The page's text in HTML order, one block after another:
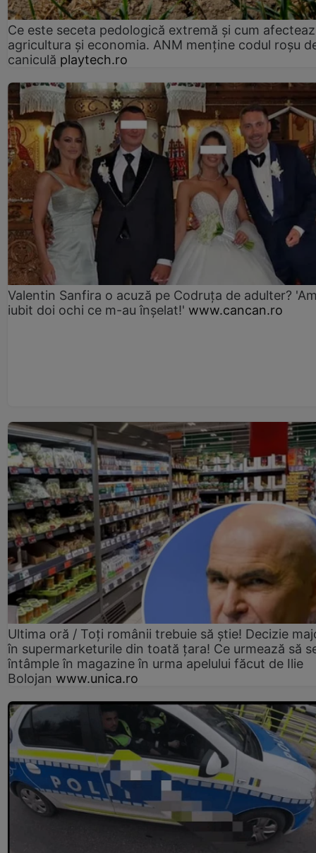
Ce este seceta pedologică extremă și cum
agricultura și economia. ANM menține codul roșu
caniculă playtech.ro
Valentin Sanfira o acuză pe Codruța de adulter?
iubit doi ochi ce m-au înșelat!' www.cancan.ro
Ultima oră / Toți românii trebuie să știe! Decizie
în supermarketurile din toată țara! Ce urmează să
întâmple în magazine în urma apelului făcut de Ilie
Bolojan www.unica.ro